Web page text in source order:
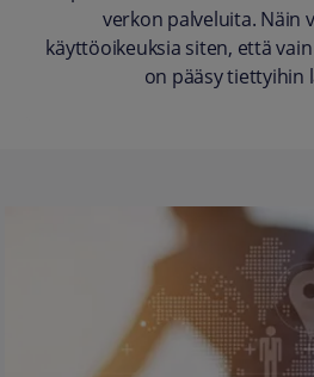
verkon palveluita. Näin
käyttöoikeuksia siten, että
on pääsy tiettyihin